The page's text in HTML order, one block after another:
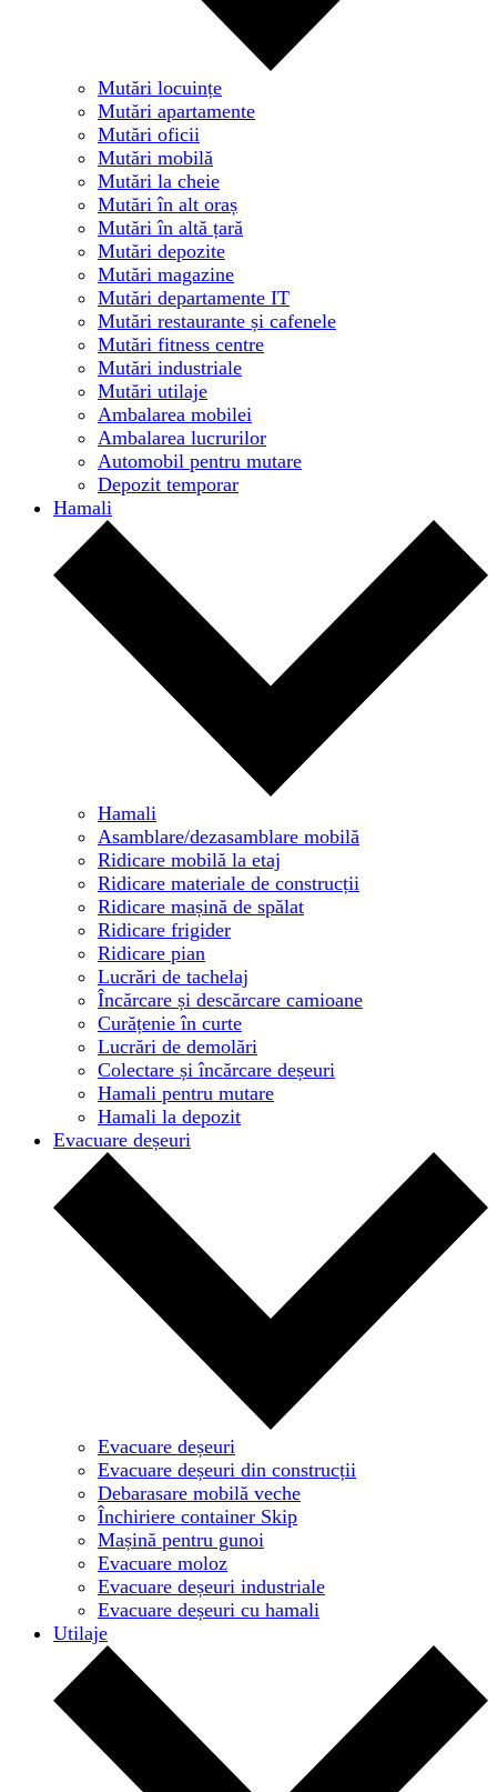
Mutări locuințe
Mutări apartamente
Mutări oficii
Mutări mobilă
Mutări la cheie
Mutări în alt oraș
Mutări în altă țară
Mutări depozite
Mutări magazine
Mutări departamente IT
Mutări restaurante și cafenele
Mutări fitness centre
Mutări industriale
Mutări utilaje
Ambalarea mobilei
Ambalarea lucrurilor
Automobil pentru mutare
Depozit temporar
Hamali
Hamali
Asamblare/dezasamblare mobilă
Ridicare mobilă la etaj
Ridicare materiale de construcții
Ridicare mașină de spălat
Ridicare frigider
Ridicare pian
Lucrări de tachelaj
Încărcare și descărcare camioane
Curățenie în curte
Lucrări de demolări
Colectare și încărcare deșeuri
Hamali pentru mutare
Hamali la depozit
Evacuare deșeuri
Evacuare deșeuri
Evacuare deșeuri din construcții
Debarasare mobilă veche
Închiriere container Skip
Mașină pentru gunoi
Evacuare moloz
Evacuare deșeuri industriale
Evacuare deșeuri cu hamali
Utilaje